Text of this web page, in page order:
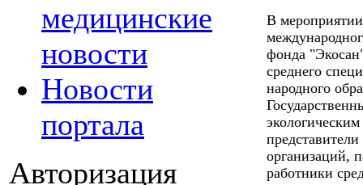
медицинские
новости
Новости
портала
Авторизация
В
фонда
среднего
народного
организаций,
работники